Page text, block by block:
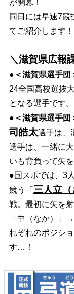
が開幕！
同日には早速7競
てご紹介します！
＼滋賀県広報
● ＜滋賀県選手団
24全国高校選抜
となる選手です。
● ＜滋賀県選手団
司皓太選手は、
選手は、一緒に
いも背負って矢
●国スポでは、3
競う「 三人立（
戦。最初に矢を
「中（なか）」→
れぞれのポジシ
す…！